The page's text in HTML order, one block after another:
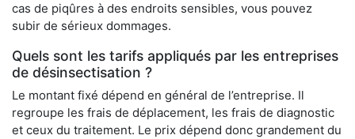
cas de piqûres à des endroits sensibles, vous pouvez
subir de sérieux dommages.
Quels sont les tarifs appliqués par les entreprises
de désinsectisation ?
Le montant fixé dépend en général de l’entreprise. Il
regroupe les frais de déplacement, les frais de diagnostic
et ceux du traitement. Le prix dépend donc grandement du